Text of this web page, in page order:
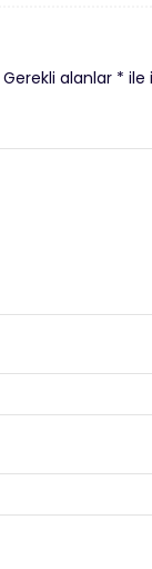
Gerekli alanlar * ile